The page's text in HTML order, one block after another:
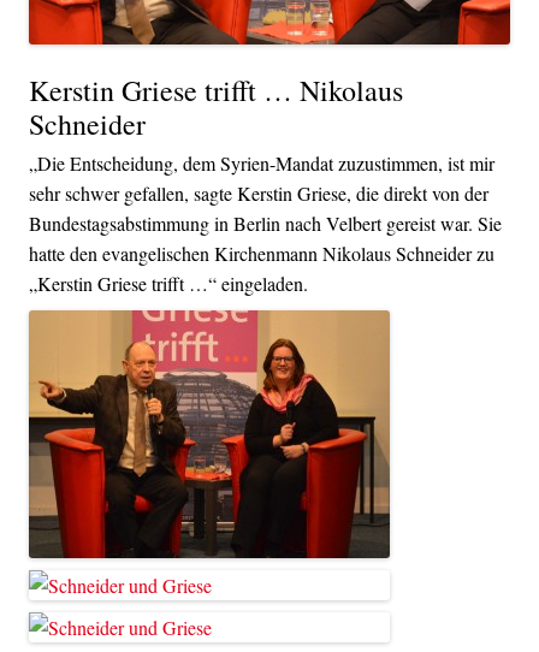
Kerstin Griese trifft … Nikolaus
Schneider
„Die Entscheidung, dem Syrien-Mandat zuzustimmen, ist mir
sehr schwer gefallen, sagte Kerstin Griese, die direkt von der
Bundestagsabstimmung in Berlin nach Velbert gereist war. Sie
hatte den evangelischen Kirchenmann Nikolaus Schneider zu
„Kerstin Griese trifft …“ eingeladen.